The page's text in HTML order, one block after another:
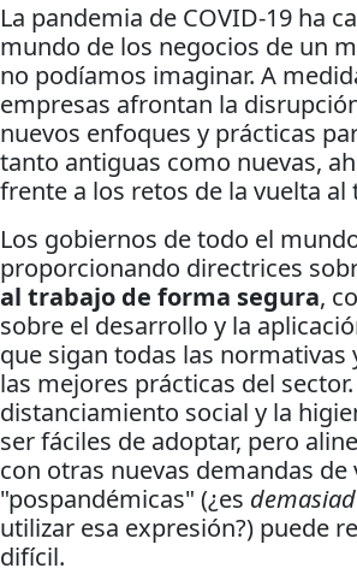
La pandemia de COVID-19 ha
mundo de los negocios de un
no podíamos imaginar. A
empresas afrontan la
nuevos enfoques y prácticas
tanto antiguas como nuevas,
frente a los retos de la vuelta al
Los gobiernos de todo el
proporcionando directrices
al trabajo de forma segura,
sobre el desarrollo y la
que sigan todas las normativas
las mejores prácticas del sector.
distanciamiento social y la
ser fáciles de adoptar, pero
con otras nuevas demandas
"pospandémicas" (¿es
utilizar esa expresión?) puede
difícil.